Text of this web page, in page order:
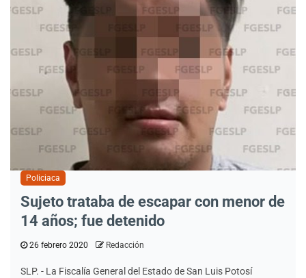
Policiaca
Sujeto trataba de escapar con menor de
14 años; fue detenido
26 febrero 2020 Redacción
SLP. - La Fiscalía General del Estado de San Luis Potosí